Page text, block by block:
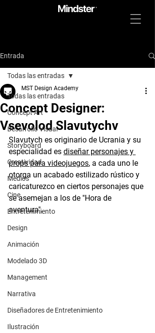
Entrada
Todas las entradas
Concept Art
Desarrollo Visual
Storyboard
Creatividad
Medios
Cine
Entretenimiento
Design
Animación
Modelado 3D
Management
Narrativa
Diseñadores de Entretenimiento
Ilustración
Todas las entradas
Concept Designer:
Vsevolod Slavutychv
MST Design Academy
Slavutych es originario de Ucrania y su
especialidad es diseñar personajes y
props para videojuegos, a cada uno le
otorga un acabado estilizado rústico y
caricaturezco en ciertos personajes que
se asemejan a los de "Hora de
aventura".